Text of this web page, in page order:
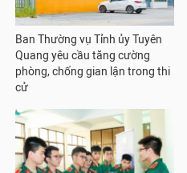
Ban Thường vụ Tỉnh ủy Tuyên
Quang yêu cầu tăng cường
phòng, chống gian lận trong thi
cử